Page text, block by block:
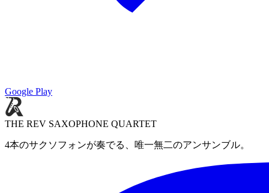
Google Play
THE REV SAXOPHONE QUARTET
4本のサクソフォンが奏でる、唯一無二のアンサンブル。